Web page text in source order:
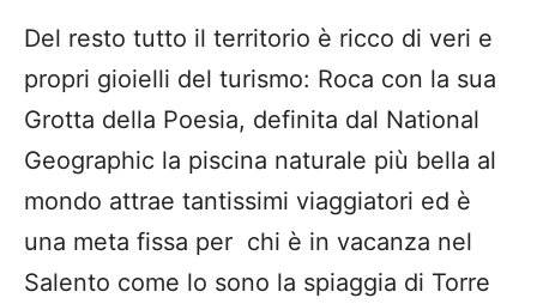
Del resto tutto il territorio è ricco di veri e
propri gioielli del turismo: Roca con la sua
Grotta della Poesia, definita dal National
Geographic la piscina naturale più bella al
mondo attrae tantissimi viaggiatori ed è
una meta fissa per chi è in vacanza nel
Salento come lo sono la spiaggia di Torre